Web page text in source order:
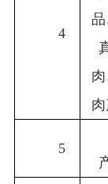
4
5